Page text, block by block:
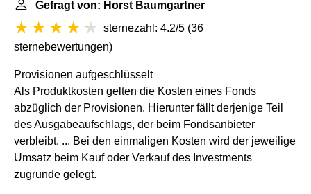
Gefragt von: Horst Baumgartner
sternezahl: 4.2/5 (36
sternebewertungen)
Provisionen aufgeschlüsselt
Als Produktkosten gelten die Kosten eines Fonds
abzüglich der Provisionen. Hierunter fällt derjenige Teil
des Ausgabeaufschlags, der beim Fondsanbieter
verbleibt. ... Bei den einmaligen Kosten wird der jeweilige
Umsatz beim Kauf oder Verkauf des Investments
zugrunde gelegt.